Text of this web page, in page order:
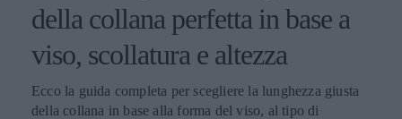
della collana perfetta in base a
viso, scollatura e altezza
Ecco la guida completa per scegliere la lunghezza giusta
della collana in base alla forma del viso, al tipo di